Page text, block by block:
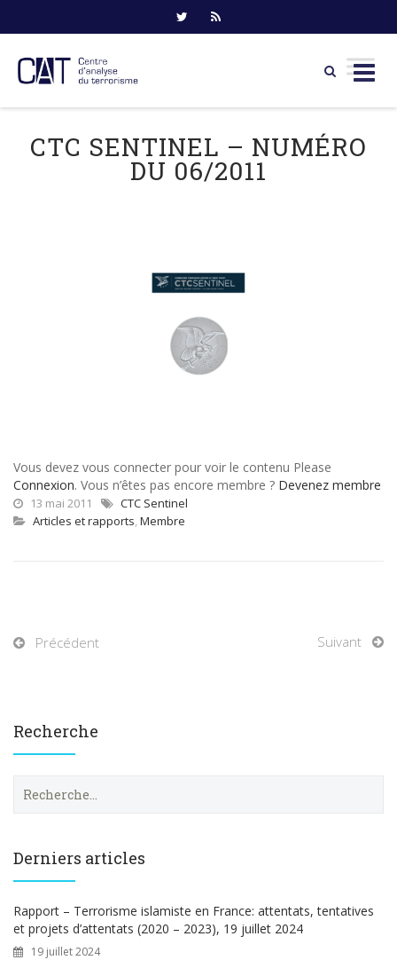
content
CTC SENTINEL – NUMÉRO
DU 06/2011
Vous devez vous connecter pour voir le contenu Please
Connexion. Vous n’êtes pas encore membre ? Devenez membre
13 mai 2011
CTC Sentinel
Articles et rapports, Membre
Précédent Suivant
Recherche
e
h
e
r
Derniers articles
Rapport – Terrorisme islamiste en France: attentats, tentatives
et projets d’attentats (2020 – 2023), 19 juillet 2024
19 juillet 2024